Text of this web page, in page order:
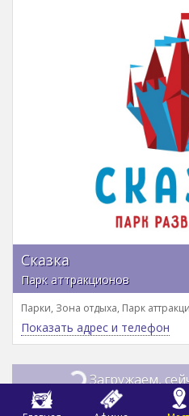
Сказка
Парк аттракционов
Парки, Зона отдыха, Парк
Показать адрес и телефон
Загружаем,